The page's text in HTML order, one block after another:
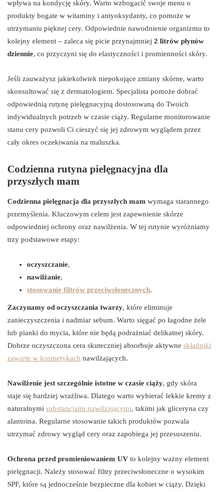
wpływa na kondycję skóry. Warto wzbogacić swoje menu o
produkty bogate w witaminy i antyoksydanty, co pomoże w
utrzymaniu pięknej cery. Odpowiednie nawodnienie organizmu to
kolejny element – zaleca się picie przynajmniej 2 litrów płynów
dziennie, co przyczyni się do elastyczności i promienności skóry.
Jeśli zauważysz jakiekolwiek niepokojące zmiany skórne, warto
skonsultować się z dermatologiem. Specjalista pomoże dobrać
odpowiednią rutynę pielęgnacyjną dostosowaną do Twoich
indywidualnych potrzeb w czasie ciąży. Regularne monitorowanie
stanu cery pozwoli Ci cieszyć się jej zdrowym wyglądem przez
cały okres oczekiwania na maluszka.
Codzienna rutyna pielęgnacyjna dla
przyszłych mam
Codzienna pielęgnacja dla przyszłych mam wymaga starannego
przemyślenia. Kluczowym celem jest zapewnienie skórze
odpowiedniej ochrony oraz nawilżenia. W tej rutynie wyróżniamy
trzy podstawowe etapy:
oczyszczanie,
nawilżanie,
stosowanie filtrów przeciwsłonecznych.
Zaczynamy od oczyszczania twarzy, które eliminuje
zanieczyszczenia i nadmiar sebum. Warto sięgać po łagodne żele
lub pianki do mycia, które nie będą podrażniać delikatnej skóry.
Dobrze oczyszczona cera skuteczniej absorbuje aktywne składniki
zawarte w kosmetykach nawilżających.
Nawilżenie jest szczególnie istotne w czasie ciąży, gdy skóra
staje się bardziej wrażliwa. Dlatego warto wybierać lekkie kremy z
naturalnymi substancjami nawilżającymi, takimi jak gliceryna czy
alantoina. Regularne stosowanie takich produktów pozwala
utrzymać zdrowy wygląd cery oraz zapobiega jej przesuszeniu.
Ochrona przed promieniowaniem UV to kolejny ważny element
pielęgnacji. Należy stosować filtry przeciwsłoneczne o wysokim
SPF, które są jednocześnie bezpieczne dla kobiet w ciąży. Dzięki